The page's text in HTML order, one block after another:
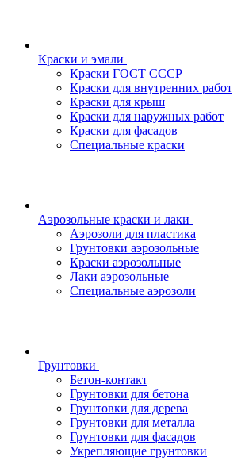
Краски и эмали
Краски ГОСТ СССР
Краски для внутренних работ
Краски для крыш
Краски для наружных работ
Краски для фасадов
Специальные краски
Аэрозольные краски и лаки
Аэрозоли для пластика
Грунтовки аэрозольные
Краски аэрозольные
Лаки аэрозольные
Специальные аэрозоли
Грунтовки
Бетон-контакт
Грунтовки для бетона
Грунтовки для дерева
Грунтовки для металла
Грунтовки для фасадов
Укрепляющие грунтовки